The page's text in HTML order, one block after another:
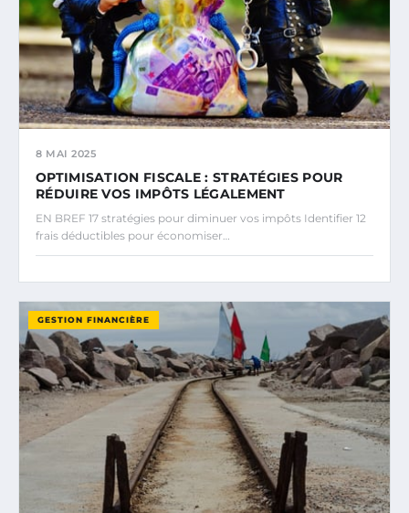
8 MAI 2025
OPTIMISATION FISCALE : STRATÉGIES POUR
RÉDUIRE VOS IMPÔTS LÉGALEMENT
EN BREF 17 stratégies pour diminuer vos impôts Identifier 12
frais déductibles pour économiser…
GESTION FINANCIÈRE